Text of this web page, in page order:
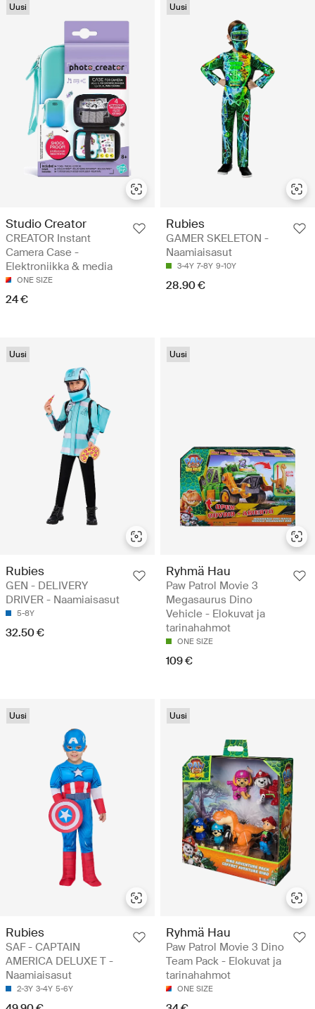
Uusi
Studio Creator
CREATOR Instant
Camera Case -
Elektroniikka & media
ONE SIZE
24 €
Uusi
Rubies
GAMER SKELETON -
Naamiaisasut
3-4Y 7-8Y 9-10Y
28.90 €
Uusi
Rubies
GEN - DELIVERY
DRIVER - Naamiaisasut
5-8Y
32.50 €
Uusi
Ryhmä Hau
Paw Patrol Movie 3
Megasaurus Dino
Vehicle - Elokuvat ja
tarinahahmot
ONE SIZE
109 €
Uusi
Rubies
SAF - CAPTAIN
AMERICA DELUXE T -
Naamiaisasut
2-3Y 3-4Y 5-6Y
Uusi
Ryhmä Hau
Paw Patrol Movie 3 Dino
Team Pack - Elokuvat ja
tarinahahmot
ONE SIZE